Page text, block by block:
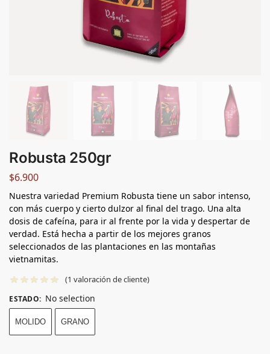
Robusta 250gr
$6.900
Nuestra variedad Premium Robusta tiene un sabor intenso,
con más cuerpo y cierto dulzor al final del trago. Una alta
dosis de cafeína, para ir al frente por la vida y despertar de
verdad. Está hecha a partir de los mejores granos
seleccionados de las plantaciones en las montañas
vietnamitas.
(1 valoración de cliente)
ESTADO: No selection
MOLIDO GRANO